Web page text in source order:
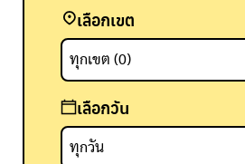
เลือกเขต
เลือกวัน